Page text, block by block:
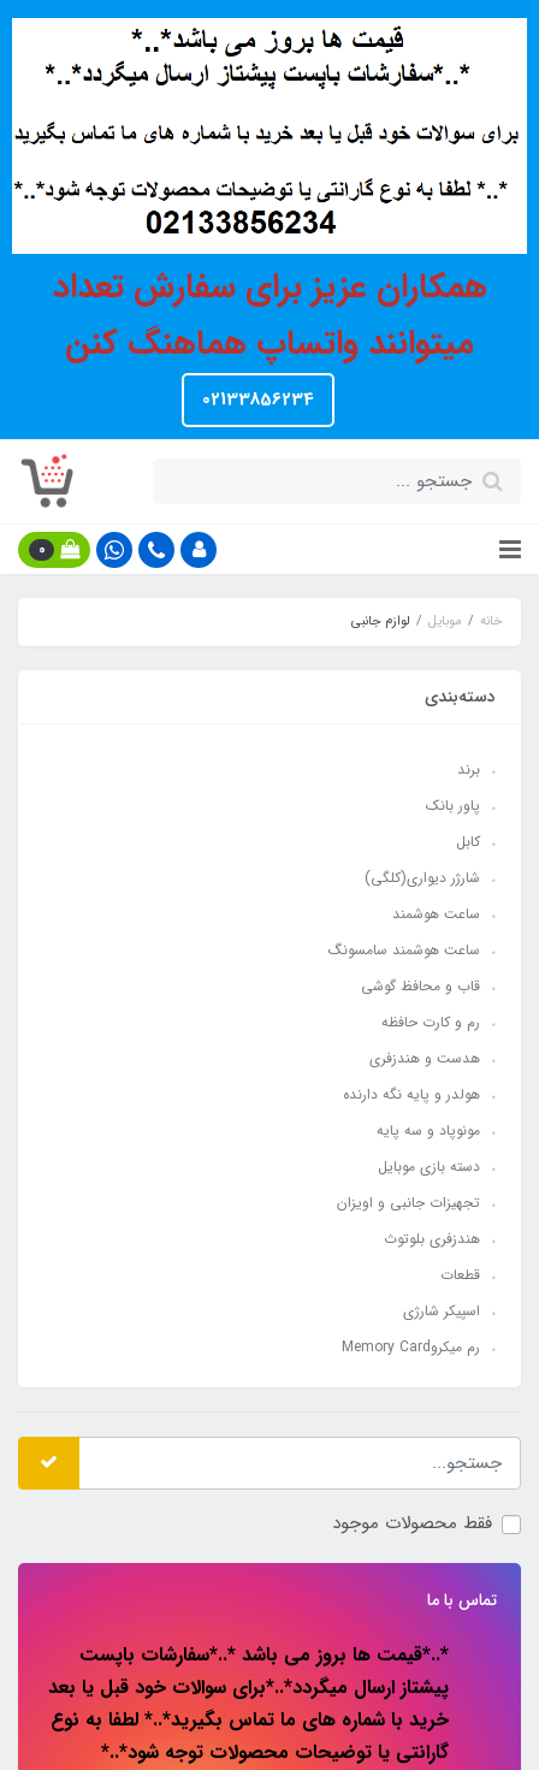
همکاران عزیز برای سفارش تعداد
میتوانند واتساپ هماهنگ کنن
02133856234
0
خانه موبایل لوازم جانبی
دسته‌بندی
برند
پاور بانک
کابل
شارژر دیواری(کلگی)
ساعت هوشمند
ساعت هوشمند سامسونگ
قاب و محافظ گوشی
رم و کارت حافظه
هدست و هندزفری
هولدر و پایه نگه دارنده
مونوپاد و سه پایه
دسته بازی موبایل
تجهیزات جانبی و اویزان
هندزفری بلوتوث
قطعات
اسپیکر شارژی
رم میکروMemory Card
فقط محصولات موجود
تماس با ما
*..*قیمت ها بروز می باشد *..*سفارشات باپست
پیشتاز ارسال میگردد*..*برای سوالات خود قبل یا بعد
خرید با شماره های ما تماس بگیرید*..* لطفا به نوع
گارانتی یا توضیحات محصولات توجه شود*..*